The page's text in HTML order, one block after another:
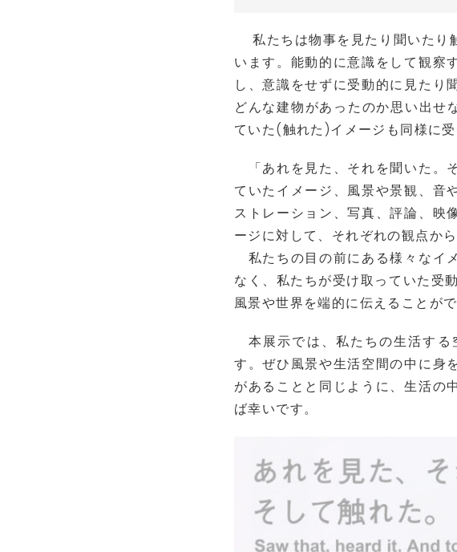
私たちは物事を見たり聞いたり
います。能動的に意識をして観察
し、意識をせずに受動的に見たり
どんな建物があったのか思い出
ていた(触れた)イメージも同様に受
「あれを見た、それを聞いた。
ていたイメージ、風景や景観、音
ストレーション、写真、評論、映
ージに対して、それぞれの観点か
私たちの目の前にある様々なイ
なく、私たちが受け取っていた受
風景や世界を端的に伝えることがで
本展示では、私たちの生活する
す。ぜひ風景や生活空間の中に身
があることと同じように、生活の
ば幸いです。